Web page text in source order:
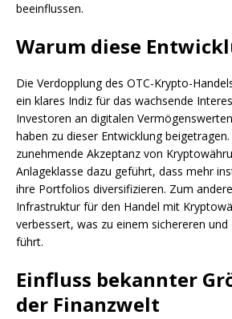
beeinflussen.
Warum diese
Die Verdopplung des OTC-Krypto-
ein klares Indiz für das wachsende
Investoren an digitalen
haben zu dieser Entwicklung
zunehmende Akzeptanz von
Anlageklasse dazu geführt, dass mehr
ihre Portfolios diversifizieren. Zum
Infrastruktur für den Handel mit
verbessert, was zu einem sichereren
führt.
Einfluss bekannter
der Finanzwelt